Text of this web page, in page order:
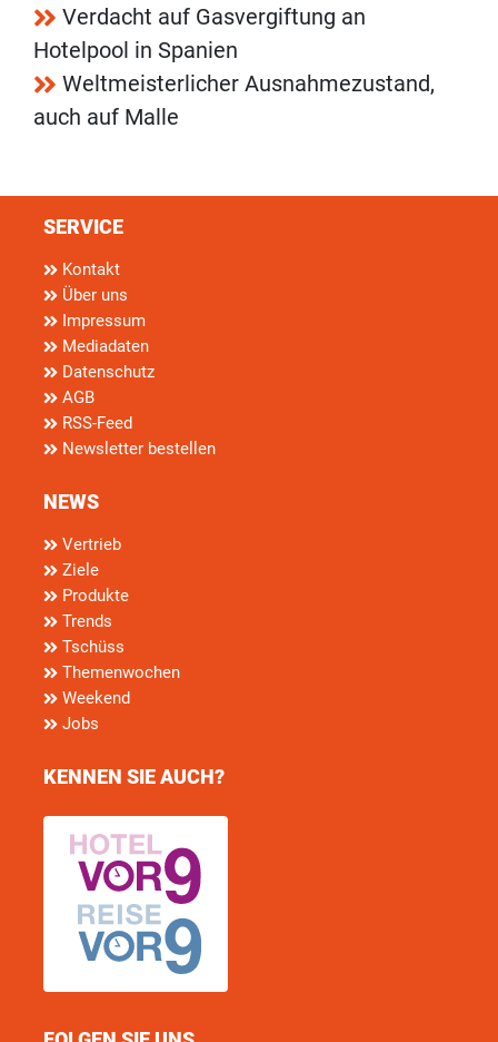
Verdacht auf Gasvergiftung an
Hotelpool in Spanien
Weltmeisterlicher Ausnahmezustand,
auch auf Malle
SERVICE
Kontakt
Über uns
Impressum
Mediadaten
Datenschutz
AGB
RSS-Feed
Newsletter bestellen
NEWS
Vertrieb
Ziele
Produkte
Trends
Tschüss
Themenwochen
Weekend
Jobs
KENNEN SIE AUCH?